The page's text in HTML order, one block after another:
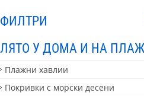
ФИЛТРИ
ЛЯТО У ДОМА И НА
Плажни хавлии
Покривки с морски десени